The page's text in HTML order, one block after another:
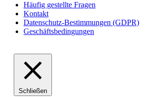
Häufig gestellte Fragen
Kontakt
Datenschutz-Bestimmungen (GDPR)
Geschäftsbedingungen
Schließen